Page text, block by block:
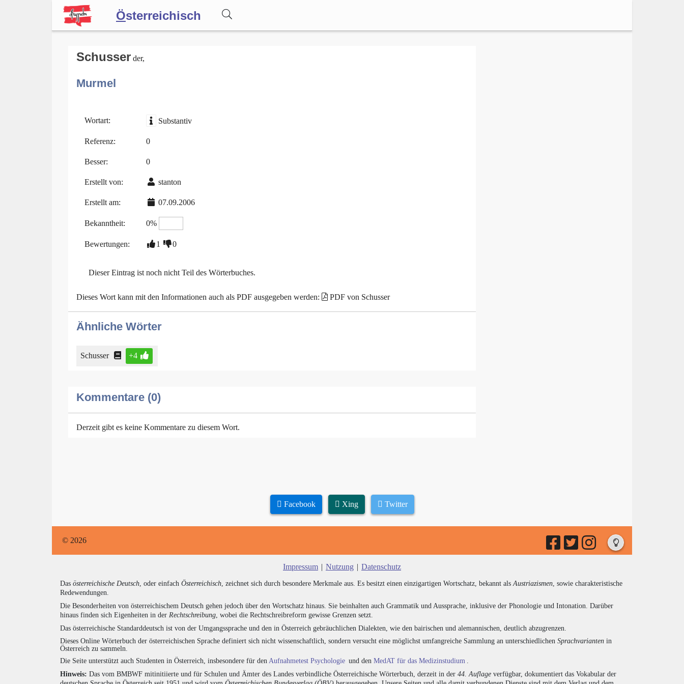
Österreichisch
Forum
Blog
Schusser der,
Murmel
Wortart: Substantiv
Referenz: 0
Besser: 0
Erstellt von: stanton
Erstellt am: 07.09.2006
Bekanntheit: 0%
Bewertungen: 1 0
Dieser Eintrag ist noch nicht Teil des Wörterbuches.
Dieses Wort kann mit den Informationen auch als PDF ausgegeben werden: PDF von Schusser
Ähnliche Wörter
Schusser +4
Kommentare (0)
Derzeit gibt es keine Kommentare zu diesem Wort.
Facebook Xing Twitter
© 2026
Impressum | Nutzung | Datenschutz
Das österreichische Deutsch, oder einfach Österreichisch, zeichnet sich durch besondere Merkmale aus. Es besitzt einen einzigartigen Wortschatz, bekannt alsAustriazismen, sowie charakteristische
Redewendungen.
Die Besonderheiten von österreichischem Deutsch gehen jedoch über den Wortschatz hinaus. Sie beinhalten auch Grammatik und Aussprache, inklusive der Phonologie und Intonation. Darüber
hinaus finden sich Eigenheiten in der Rechtschreibung, wobei die Rechtschreibreform gewisse Grenzen setzt.
Das österreichische Standarddeutsch ist von der Umgangssprache und den in Österreich gebräuchlichen Dialekten, wie den bairischen und alemannischen, deutlich abzugrenzen.
Dieses Online Wörterbuch der österreichischen Sprache definiert sich nicht wissenschaftlich, sondern versucht eine möglichst umfangreiche Sammlung an unterschiedlichen Sprachvarianten in
Österreich zu sammeln.
Die Seite unterstützt auch Studenten in Österreich, insbesondere für den Aufnahmetest Psychologie und den MedAT für das Medizinstudium .
Hinweis: Das vom BMBWF mitinitiierte und für Schulen und Ämter des Landes verbindliche Österreichische Wörterbuch, derzeit in der 44. Auflage verfügbar, dokumentiert das Vokabular der